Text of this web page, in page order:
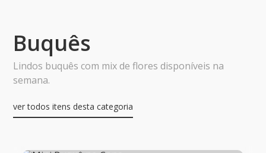
Buquês
Lindos buquês com mix de flores disponíveis na
semana.
ver todos itens desta categoria